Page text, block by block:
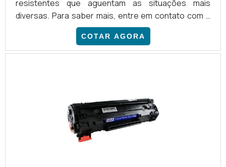
resistentes que aguentam as situações mais
diversas. Para saber mais, entre em contato com a
QBCim e aproveite para solicitar um orçamento..
COTAR AGORA